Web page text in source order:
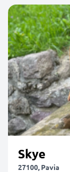
Skye
27100, Pavia